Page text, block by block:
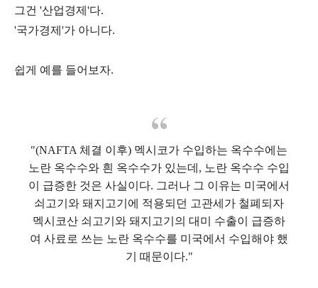
그건 '산업경제'다.
'국가경제'가 아니다.
쉽게 예를 들어보자.
"(NAFTA 체결 이후) 멕시코가 수입하는 옥수수에는
노란 옥수수와 흰 옥수수가 있는데, 노란 옥수수 수입
이 급증한 것은 사실이다. 그러나 그 이유는 미국에서
쇠고기와 돼지고기에 적용되던 고관세가 철폐되자
멕시코산 쇠고기와 돼지고기의 대미 수출이 급증하
여 사료로 쓰는 노란 옥수수를 미국에서 수입해야 했
기 때문이다."